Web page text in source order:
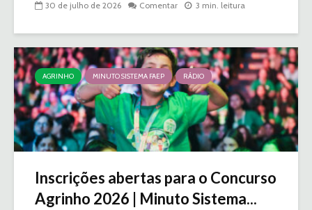
30 de julho de 2026 Comentar 3 min. leitura
AGRINHO MINUTO SISTEMA FAEP RÁDIO
Inscrições abertas para o Concurso
Agrinho 2026 | Minuto Sistema...